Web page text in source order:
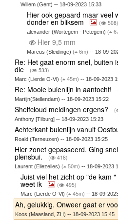
Willem (Gent) -- 18-09-2023 15:33
Hier ook gepaard maar veel
donder en bliksem ( 508)
alexander (Wortegem - Petegem) (
Hier 9,5 mm
Marcus (Sleidinge) ( 6m) -- 18-09-
Re: Het gaat enorm snel, buiten
die ( 533)
Marc (Lierde O-Vl) ( 45m) -- 18-09-2023
Re: Mooie buienlijn in aantocht!
Martijn(Stellendam) -- 18-09-2023 15:22
Shelfcloud meldingen ergens? (
Anthony [Tilburg] -- 18-09-2023 15:23
Achterkant buienlijn vanuit
Roald (Terneuzen) -- 18-09-2023 15:25
Hier zonet gepasseerd. Ging
plensbui. ( 418)
Laurent (Ellezelles) ( 50m) -- 18-09-2023
Juist viel het zicht op "de kam
weet ik ( 495)
Marc (Lierde O-Vl)( 45m) -- 18-09-
Ah, gelukkig. Onweer gaat er
Koos (Maasland, ZH) -- 18-09-2023 15:45